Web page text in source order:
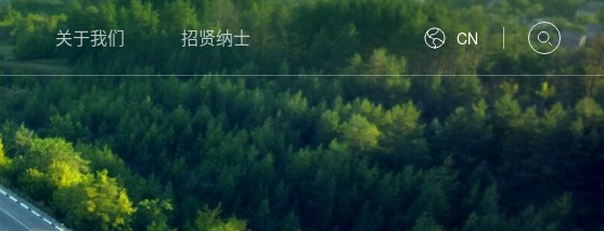
关于我们 招贤纳士 CN